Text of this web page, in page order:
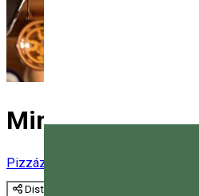
Minizoo étterem
Pizzázó
Distribuie